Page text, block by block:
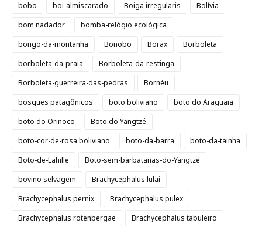
bobo
boi-almiscarado Boiga irregularis
Bolívia
bom nadador
bomba-relógio ecológica
bongo-da-montanha
Bonobo Borax
Borboleta
borboleta-da-praia
Borboleta-da-restinga
Borboleta-guerreira-das-pedras
Bornéu
bosques patagônicos
boto boliviano
boto do Araguaia
boto do Orinoco
Boto do Yangtzé
boto-cor-de-rosa boliviano
boto-da-barra
boto-da-tainha
Boto-de-Lahille
Boto-sem-barbatanas-do-Yangtzé
bovino selvagem
Brachycephalus lulai
Brachycephalus pernix
Brachycephalus pulex
Brachycephalus rotenbergae
Brachycephalus tabuleiro